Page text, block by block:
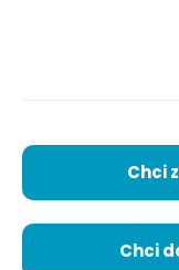
Chci
Chci